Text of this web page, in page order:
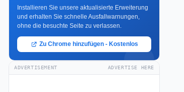
Installieren Sie unsere aktualisierte Erweiterung
und erhalten Sie schnelle Ausfallwarnungen,
ohne die besuchte Seite zu verlassen.
Zu Chrome hinzufügen - Kostenlos
ADVERTISEMENT ADVERTISE HERE